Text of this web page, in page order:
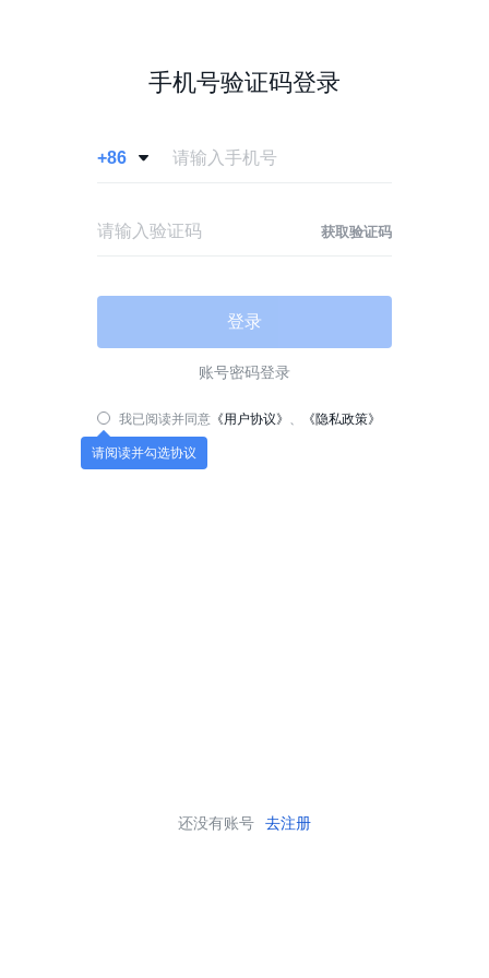
手机号验证码登录
+86 
获取验证码
登录
账号密码登录
我已阅读并同意 《用户协议》 《隐私政策》
请阅读并勾选协议
还没有账号 去注册